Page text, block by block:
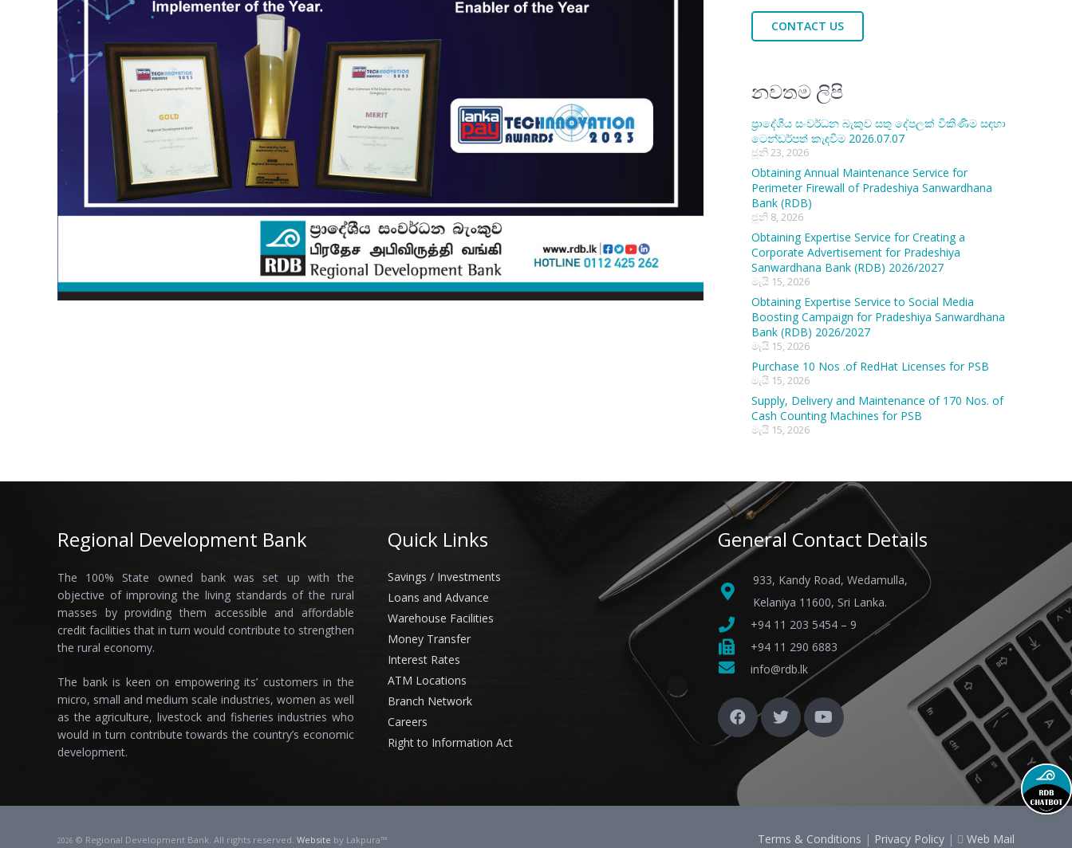
CONTACT US
නවතම ලිපි
ප්‍රාදේශීය සංවර්ධන බැකුව සතු දේපලක් විකිණීම සඳහා
ටෙන්ඩර්පත් කැඳවීම 2026.07.07
ජූනි 23, 2026
Obtaining Annual Maintenance Service for
Perimeter Firewall of Pradeshiya Sanwardhana
Bank (RDB)
ජූනි 8, 2026
Obtaining Expertise Service for Creating a
Corporate Advertisement for Pradeshiya
Sanwardhana Bank (RDB) 2026/2027
මැයි 15, 2026
Obtaining Expertise Service to Social Media
Boosting Campaign for Pradeshiya Sanwardhana
Bank (RDB) 2026/2027
මැයි 15, 2026
Purchase 10 Nos .of RedHat Licenses for PSB
මැයි 15, 2026
Supply, Delivery and Maintenance of 170 Nos. of
Cash Counting Machines for PSB
මැයි 15, 2026
Regional Development Bank
The 100% State owned bank was set up with the
objective of improving the living standards of the rural
masses by providing them accessible and affordable
credit facilities that in turn would contribute to strengthen
the rural economy.
The bank is keen on empowering its’ customers in the
micro, small and medium scale industries, women as well
as the agriculture, livestock and fisheries industries who
would in turn contribute towards the country’s economic
development.
Quick Links
Savings / Investments
Loans and Advance
Warehouse Facilities
Money Transfer
Interest Rates
ATM Locations
Branch Network
Careers
Right to Information Act
General Contact Details
933, Kandy Road, Wedamulla,
Kelaniya 11600, Sri Lanka.
+94 11 203 5454 – 9
+94 11 290 6883
info@rdb.lk
2026 © Regional Development Bank. All rights reserved. Website by Lakpura™ Terms & Conditions | Privacy Policy | Web Mail